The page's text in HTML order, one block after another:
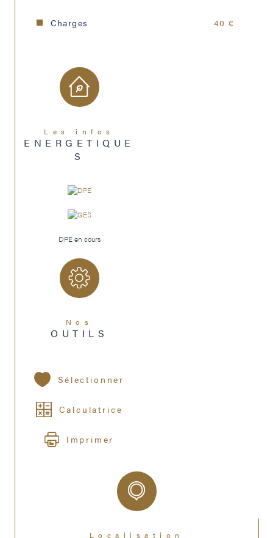
Charges 40 €
Les infos
ENERGETIQUE
S
DPE en cours
Nos
OUTILS
Sélectionner
Calculatrice
Imprimer
Localisation